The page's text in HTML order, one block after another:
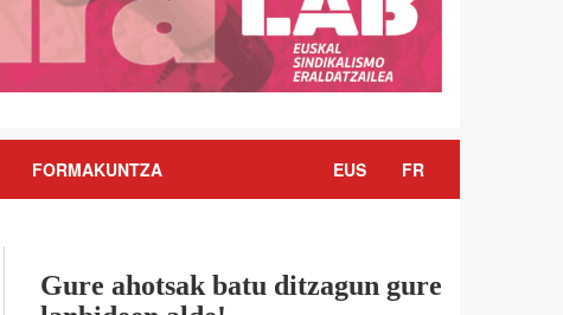
FORMAKUNTZA EUS FR
Gure ahotsak batu ditzagun gure